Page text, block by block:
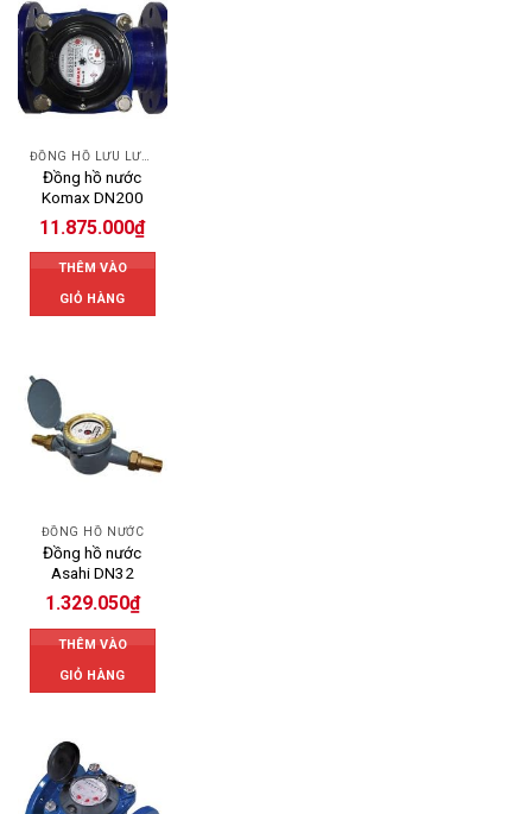
ĐỒNG HỒ LƯU LƯỢNG NƯỚC KOMAX
Đồng hồ nước
Komax DN200
11.875.000₫
THÊM VÀO
GIỎ HÀNG
ĐỒNG HỒ NƯỚC
Đồng hồ nước
Asahi DN32
1.329.050₫
THÊM VÀO
GIỎ HÀNG